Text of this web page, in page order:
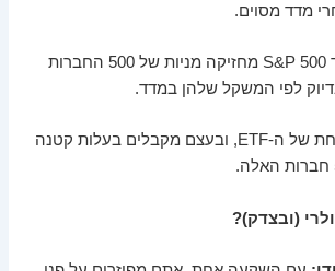
מדד מסוים.
למשל, ETF על מדד S&P 500 מחזיקה מניות של 500 החברות
לפי המשקל שלהן במדד.
אתם קונים יחידה אחת של ה-ETF, ובעצם מקבלים בעלות קטנה
(ובצדק)?